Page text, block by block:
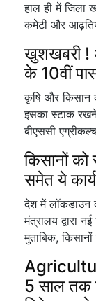
हाल ही में जिला
कमेटी और
खुशखबरी !
के 10वीं
कृषि और किसान
इसका स्टाक
बीएससी
किसानों
समेत ये
देश में लॉकडाउन
मंत्रालय द्वारा
मुताबिक,
5 साल तक